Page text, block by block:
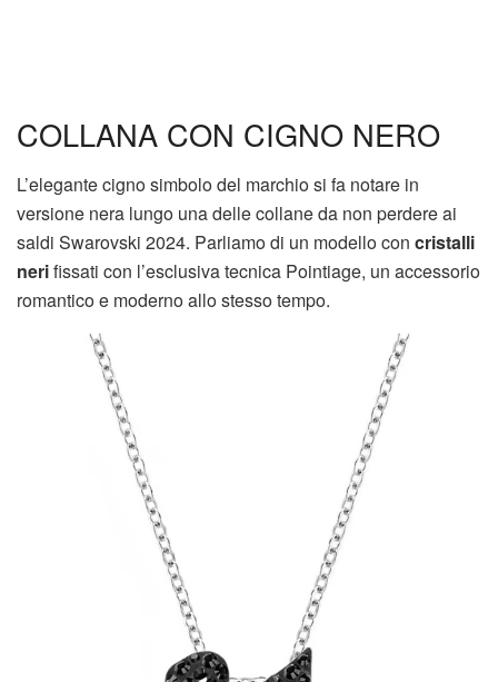
COLLANA CON CIGNO NERO
L’elegante cigno simbolo del marchio si fa notare in
versione nera lungo una delle collane da non perdere ai
saldi Swarovski 2024. Parliamo di un modello con cristalli
nerifissati con l’esclusiva tecnica Pointiage, un accessorio
romantico e moderno allo stesso tempo.